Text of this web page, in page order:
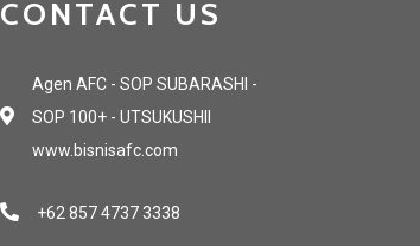
CONTACT US
Agen AFC - SOP SUBARASHI -
SOP 100+ - UTSUKUSHII
www.bisnisafc.com
+62 857 4737 3338